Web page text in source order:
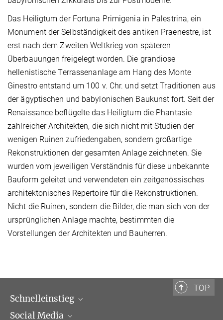
Das Heiligtum der Fortuna Primigenia in Palestrina, ein
Monument der Selbständigkeit des antiken Praenestre, ist
erst nach dem Zweiten Weltkrieg von späteren
Überbauungen freigelegt worden. Die grandiose
hellenistische Terrassenanlage am Hang des Monte
Ginestro entstand um 100 v. Chr. und setzt Traditionen aus
der ägyptischen und babylonischen Baukunst fort. Seit der
Renaissance beflügelte das Heiligtum die Phantasie
zahlreicher Architekten, die sich nicht mit Studien der
wenigen Ruinen zufriedengaben, sondern großartige
Rekonstruktionen der gesamten Anlage zeichneten. Sie
wurden vom jeweiligen Verständnis für diese unbekannte
Bauform geleitet und verwendeten ein zeitgenössisches
architektonisches Repertoire für die Rekonstruktionen.
Nicht die Ruinen, sondern die Bilder, die man sich von der
ursprünglichen Anlage machte, bestimmten die
Vorstellungen der Architekten und Bauherren.
TOP
Schnelleinstieg
Wissenschaftliche Abteilungen
Social Media